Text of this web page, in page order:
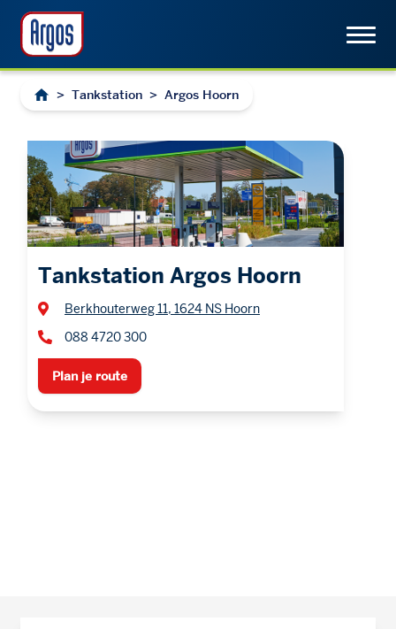
> Tankstation > Argos Hoorn
Tankstation Argos Hoorn
Berkhouterweg 11, 1624 NS Hoorn
088 4720 300
Plan je route